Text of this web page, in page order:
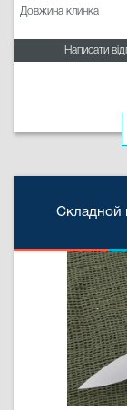
Довжина клинка
Написати
Складной